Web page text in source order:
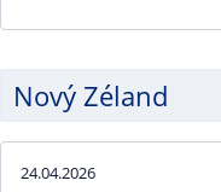
Nový Zéland
24.04.2026